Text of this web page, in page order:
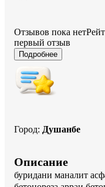
Отзывов пока нет
первый отзыв
Подробнее
Город: Душанбе
Описание
буридани маналит